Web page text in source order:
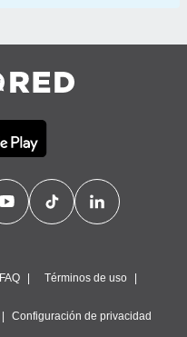
FAQ Términos de uso
Configuración de privacidad